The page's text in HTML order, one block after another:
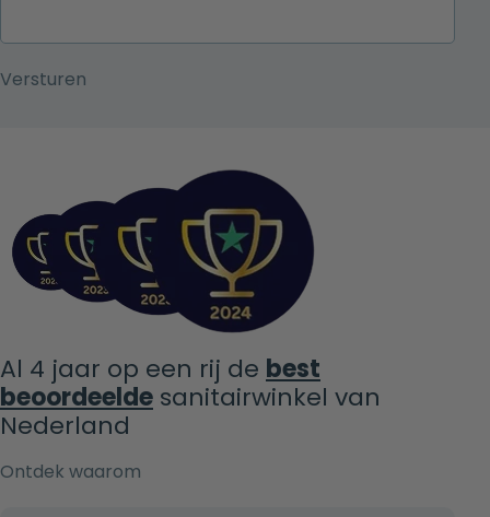
Al 4 jaar op een rij de best
beoordeelde sanitairwinkel van
Nederland
Ontdek waarom